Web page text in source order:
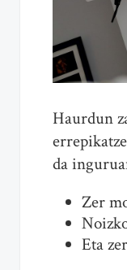
Haurdun
da
Zer
Eta